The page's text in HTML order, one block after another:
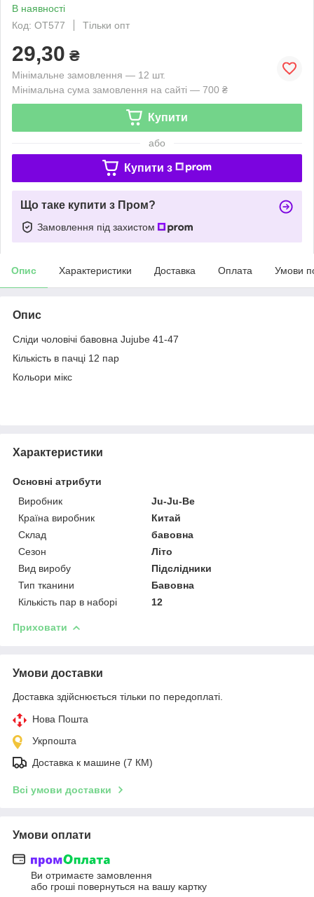
В наявності
Код: OT577
Тільки опт
29,30 ₴
Мінімальне замовлення — 12 шт.
Мінімальна сума замовлення на сайті — 700 ₴
Купити
або
Купити з
Що таке купити з Пром?
Замовлення під захистом
Опис Характеристики Доставка Оплата Умови
Опис
Сліди чоловічі бавовна Jujube 41-47
Кількість в пачці 12 пар
Кольори мікс
Характеристики
Основні атрибути
Виробник
Ju-Ju-Be
Країна виробник
Китай
Склад
бавовна
Сезон
Літо
Вид виробу
Підслідники
Тип тканини
Бавовна
Кількість пар в наборі
12
Приховати
Умови доставки
Доставка здійснюється тільки по передоплаті.
Нова Пошта
Укрпошта
Доставка к машине (7 КМ)
Всі умови доставки
Умови оплати
Ви отримаєте замовлення
або гроші повернуться на вашу картку